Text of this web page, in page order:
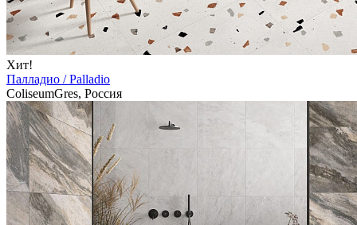
Хит!
Палладио / Palladio
ColiseumGres, Россия